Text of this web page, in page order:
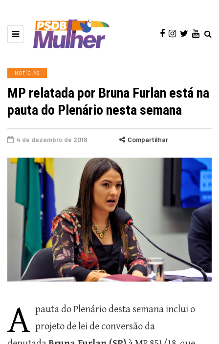
NOTÍCIAS
MP relatada por Bruna Furlan está na
pauta do Plenário nesta semana
4 de dezembro de 2018 Compartilhar
A pauta do Plenário desta semana inclui o
projeto de lei de conversão da